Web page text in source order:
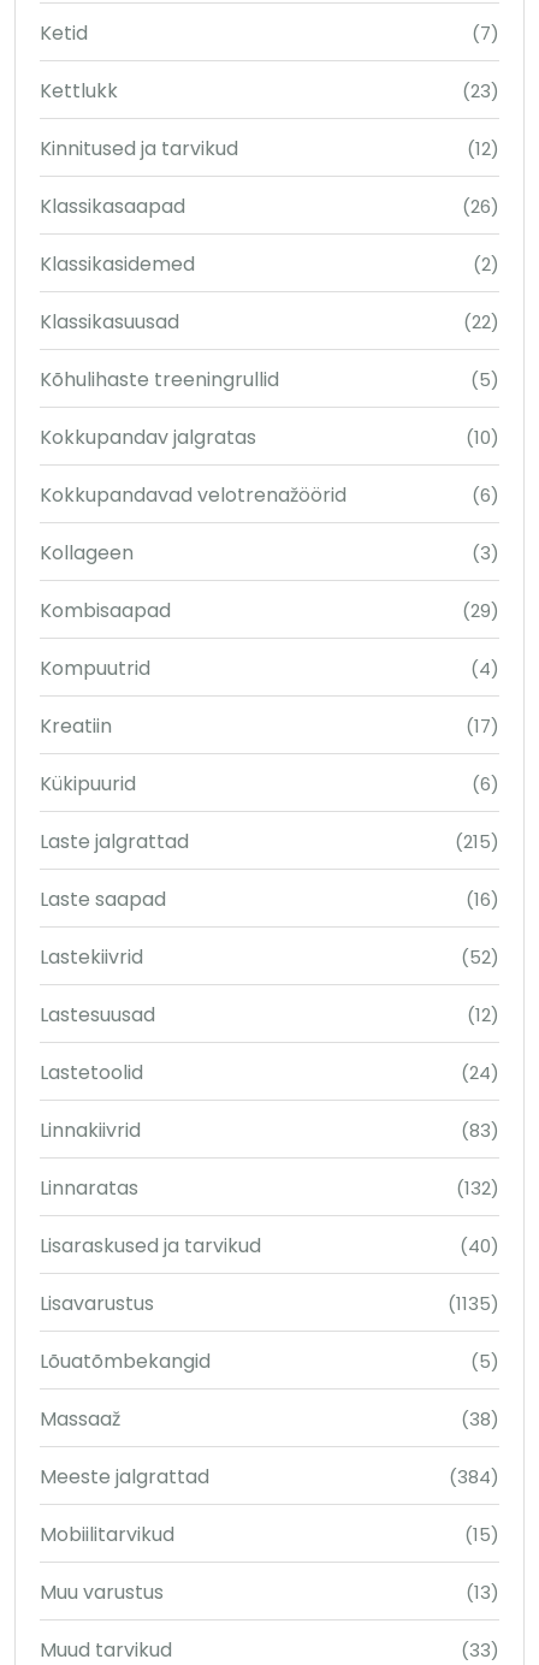
Ketid (7)
Kettlukk (23)
Kinnitused ja tarvikud (12)
Klassikasaapad (26)
Klassikasidemed (2)
Klassikasuusad (22)
Kõhulihaste treeningrullid (5)
Kokkupandav jalgratas (10)
Kokkupandavad velotrenažöörid (6)
Kollageen (3)
Kombisaapad (29)
Kompuutrid (4)
Kreatiin (17)
Kükipuurid (6)
Laste jalgrattad (215)
Laste saapad (16)
Lastekiivrid (52)
Lastesuusad (12)
Lastetoolid (24)
Linnakiivrid (83)
Linnaratas (132)
Lisaraskused ja tarvikud (40)
Lisavarustus (1135)
Lõuatõmbekangid (5)
Massaaž (38)
Meeste jalgrattad (384)
Mobiilitarvikud (15)
Muu varustus (13)
Muud tarvikud (33)